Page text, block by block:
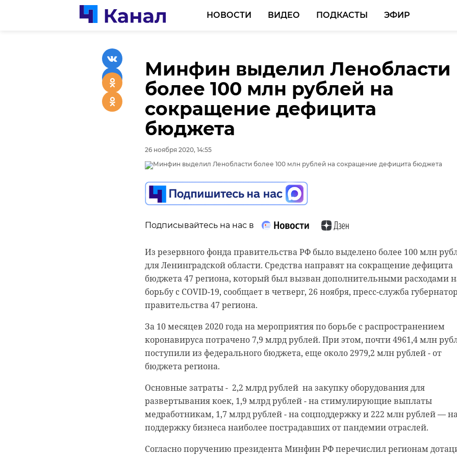
НОВОСТИ ВИДЕО ПОДКАСТЫ ЭФИР
Минфин выделил Ленобласти
более 100 млн рублей на
сокращение дефицита
бюджета
26 ноября 2020, 14:55
Подписывайтесь на нас в
Из резервного фонда правительства РФ было выделено более 100 млн
для Ленинградской области. Средства направят на сокращение дефицита
бюджета 47 региона, который был вызван дополнительными расходами
борьбу с COVID-19, сообщает в четверг, 26 ноября, пресс-служба
правительства 47 региона.
За 10 месяцев 2020 года на мероприятия по борьбе с распространением
коронавируса потрачено 7,9 млрд рублей. При этом, почти 4961,4 млн
поступили из федерального бюджета, еще около 2979,2 млн рублей - от
бюджета региона.
Основные затраты - 2,2 млрд рублей на закупку оборудования для
развертывания коек, 1,9 млрд рублей - на стимулирующие выплаты
медработникам, 1,7 млрд рублей - на соцподдержку и 222 млн рублей —
поддержку бизнеса наиболее пострадавших от пандемии отраслей.
Согласно поручению президента Минфин РФ перечислил регионам
0:00 / 0:00
В Гатчинском районе
добровольцы реставрируют
“особняк с привидениями” XIX
века
0:00 / 0:00
Сосновоборец разгадал тайну
могилы на старинном
кладбище и узнал много
об истории города